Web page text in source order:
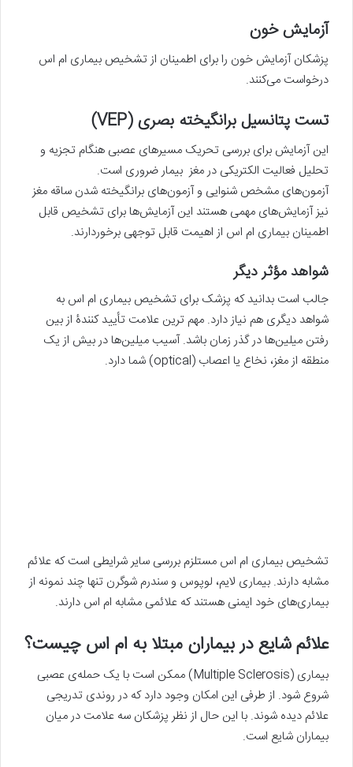
آزمایش خون
پزشکان آزمایش خون را برای اطمینان از تشخیص بیماری ام اس
درخواست می‌کنند.
تست پتانسیل برانگیخته بصری (VEP)
این آزمایش برای بررسی تحریک مسیرهای عصبی هنگام تجزیه و
تحلیل فعالیت الکتریکی در مغز بیمار ضروری است.
آزمون‌های مشخص شنوایی و آزمون‌های برانگیخته شدن ساقه مغز
نیز آزمایش‌های مهمی هستند این آزمایش‌ها برای تشخیص قابل
اطمینان بیماری ام اس از اهیمت قابل توجهی برخوردارند.
شواهد مؤثر دیگر
جالب است بدانید که پزشک برای تشخیص بیماری ام اس به
شواهد دیگری هم نیاز دارد. مهم ترین علامت تأیید کنندۀ از بین
رفتن میلین‌ها در گذر زمان باشد. آسیب میلین‌ها در بیش از یک
منطقه از مغز، نخاع یا اعصاب (optical) شما دارد.
تشخیص بیماری ام اس مستلزم بررسی سایر شرایطی است که علائم
مشابه دارند. بیماری لایم، لوپوس و سندرم شوگرن تنها چند نمونه از
بیماری‌های خود ایمنی هستند که علائمی مشابه ام اس دارند.
علائم شایع در بیماران مبتلا به ام اس چیست؟
بیماری (Multiple Sclerosis) ممکن است با یک حمله‌ی عصبی
شروع شود. از طرفی این امکان وجود دارد که در روندی تدریجی
علائم دیده شوند. با این حال از نظر پزشکان سه علامت در میان
بیماران شایع است.